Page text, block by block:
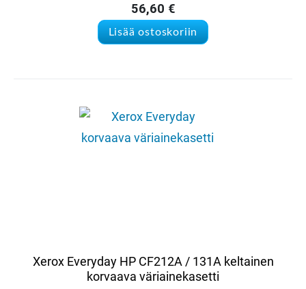
56,60 €
Lisää ostoskoriin
Xerox Everyday HP CF212A / 131A keltainen
korvaava väriainekasetti